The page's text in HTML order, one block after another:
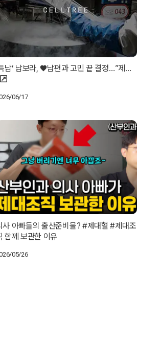
남’ 남보라, ♥남편과 고민 끝 결정…”제…
06/17
사 아빠들의 출산준비물? #제대혈 #제대조
함께 보관한 이유
05/26